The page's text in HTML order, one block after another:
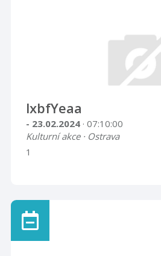
lxbfYeaa
- 23.02.2024 · 07:10:00
Kulturní akce · Ostrava
1